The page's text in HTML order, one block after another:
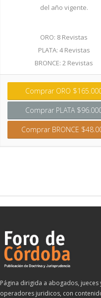
del año vigente.
ORO: 8 Revistas
PLATA: 4 Revistas
BRONCE: 2 Revistas
Comprar ORO
Comprar PLATA
Comprar BRONCE
Página dirigida a abogados, jueces
operadores juridicos, con